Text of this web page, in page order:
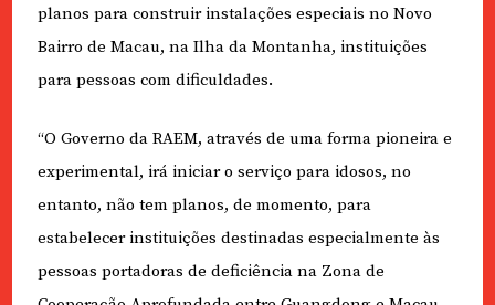
planos para construir instalações especiais no Novo
Bairro de Macau, na Ilha da Montanha, instituições
para pessoas com dificuldades.
“O Governo da RAEM, através de uma forma pioneira e
experimental, irá iniciar o serviço para idosos, no
entanto, não tem planos, de momento, para
estabelecer instituições destinadas especialmente às
pessoas portadoras de deficiência na Zona de